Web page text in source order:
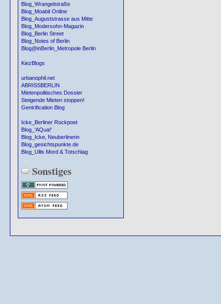
Blog_Wrangelstraße
Blog_Moabit Online
Blog_Auguststrasse aus Mitte
Blog_Modersohn-Magazin
Blog_Berlin Street
Blog_Notes of Berlin
Blog@inBerlin_Metropole Berlin
KiezBlogs
urbanophil.net
ABRISSBERLIN
Mietenpolitisches Dossier
Steigende Mieten stoppen!
Gentrification Blog
Icke_Berliner Rockpoet
Blog_'AQua!'
Blog_Icke, Neuberlinerin
Blog_gesichtspunkte.de
Blog_Ullis Mord & Totschlag
Sonstiges